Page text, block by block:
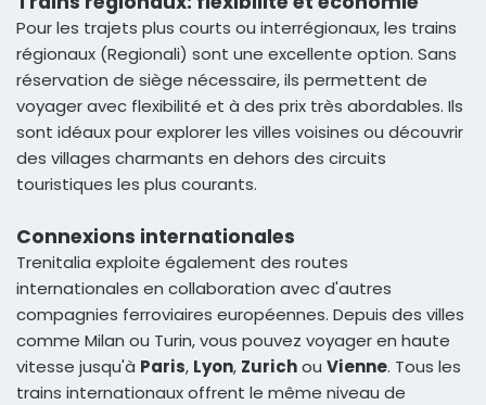
Pour les trajets plus courts ou interrégionaux, les trains
régionaux (Regionali) sont une excellente option. Sans
réservation de siège nécessaire, ils permettent de
voyager avec flexibilité et à des prix très abordables. Ils
sont idéaux pour explorer les villes voisines ou découvrir
des villages charmants en dehors des circuits
touristiques les plus courants.
Connexions internationales
Trenitalia exploite également des routes
internationales en collaboration avec d'autres
compagnies ferroviaires européennes. Depuis des villes
comme Milan ou Turin, vous pouvez voyager en haute
vitesse jusqu'à Paris, Lyon, Zurichou Vienne. Tous les
trains internationaux offrent le même niveau de